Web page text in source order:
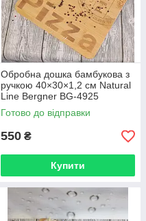
Обробна дошка бамбукова з
ручкою 40×30×1,2 см Natural
Line Bergner BG-4925
Готово до відправки
550 ₴
Купити